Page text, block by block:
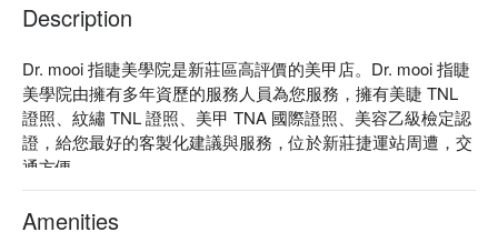
Description
Dr. mooi 指睫美學院是新莊區高評價的美甲店。Dr. mooi 指睫
美學院由擁有多年資歷的服務人員為您服務，擁有美睫 TNL
證照、紋繡 TNL 證照、美甲 TNA 國際證照、美容乙級檢定認
證，給您最好的客製化建議與服務，位於新莊捷運站周遭，交
通方便 。
Dr. mooi 指睫美學院評價：Google 5 星好評。
Dr. mooi 指睫美學院服務：提供美甲美睫紋綉等服務。
Amenities